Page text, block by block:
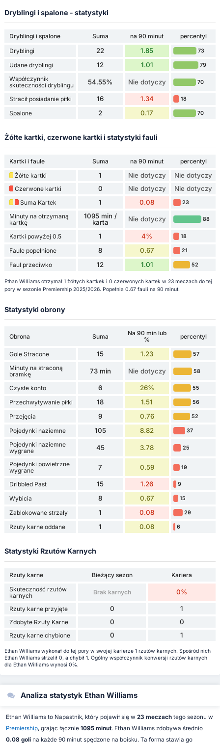
Dryblingi i spalone - statystyki
Dryblingi i spalone Suma na 90 minut
percentyl
Dryblingi
22 1.85 73
Udane dryblingi 12 1.01 79
Współczynnik
skuteczności dryblingu
54.55% Nie dotyczy 70
Stracił posiadanie piłki 16 1.34 18
Spalone 2 0.17 70
Żółte kartki, czerwone kartki i statystyki fauli
Kartki i faule Suma na 90 minut
percentyl
Żółte kartki
1 Nie dotyczy Nie dotyczy
Czerwone kartki 0 Nie dotyczy Nie dotyczy
Suma Kartek 1 0.08 23
Minuty na otrzymaną
kartkę
1095 min /
karta
Nie dotyczy 88
Kartki powyżej 0.5 1 4% 18
Faule popełnione 8 0.67 21
Faul przeciwko 12 1.01 52
Ethan Williams otrzymał 1 żółtych kartkek i 0 czerwonych kartek w 23 meczach do tej
pory w sezonie Premiership 2025/2026. Popełnia 0.67 fauli na 90 minut.
Statystyki obrony
Obrona Suma
Na 90 min lub
%
percentyl
Gole Stracone 15 1.23 57
Minuty na straconą
bramkę
73 min Nie dotyczy 58
Czyste konto 6 26% 55
Przechwytywanie piłki 18 1.51 56
Przejęcia 9 0.76 52
Pojedynki naziemne 105 8.82 37
Pojedynki naziemne
wygrane
45 3.78 25
Pojedynki powietrzne
wygrane
7 0.59 19
Dribbled Past 15 1.26 9
Wybicia 8 0.67 15
Zablokowane strzały 1 0.08 29
Rzuty karne oddane 1 0.08 6
Statystyki Rzutów Karnych
Rzuty karne Bieżący sezon
Kariera
Skuteczność rzutów
karnych
Brak karnych 0%
Rzuty karne przyjęte 0 1
Zdobyte Rzuty Karne 0 0
Rzuty karne chybione 0 1
Ethan Williams wykonał do tej pory w swojej karierze 1 rzutów karnych. Spośród nich
Ethan Williams strzelił 0, a chybił 1. Ogólny współczynnik konwersji rzutów karnych
dla Ethan Williams wynosi 0%.
Analiza statystyk Ethan Williams
Ethan Williams to Napastnik, który pojawił się w 23 meczachtego sezonu w
Premiership, grając łącznie 1095 minut. Ethan Williams zdobywa średnio
0.08 golina każde 90 minut spędzone na boisku. Ta forma stawia go